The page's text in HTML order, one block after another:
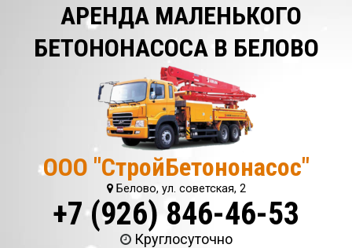
АРЕНДА МАЛЕНЬКОГО
БЕТОНОНАСОСА В БЕЛОВО
ООО "СтройБетононасос"
Белово, ул. советская, 2
+7 (926) 846-46-53
Круглосуточно